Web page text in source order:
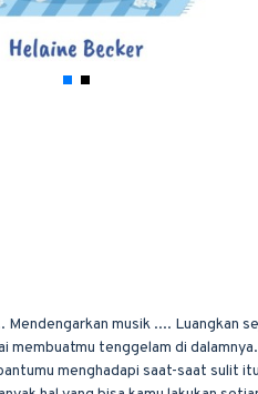
Mendengarkan musik ....
tenggelam di
menghadapi saat-saat sulit